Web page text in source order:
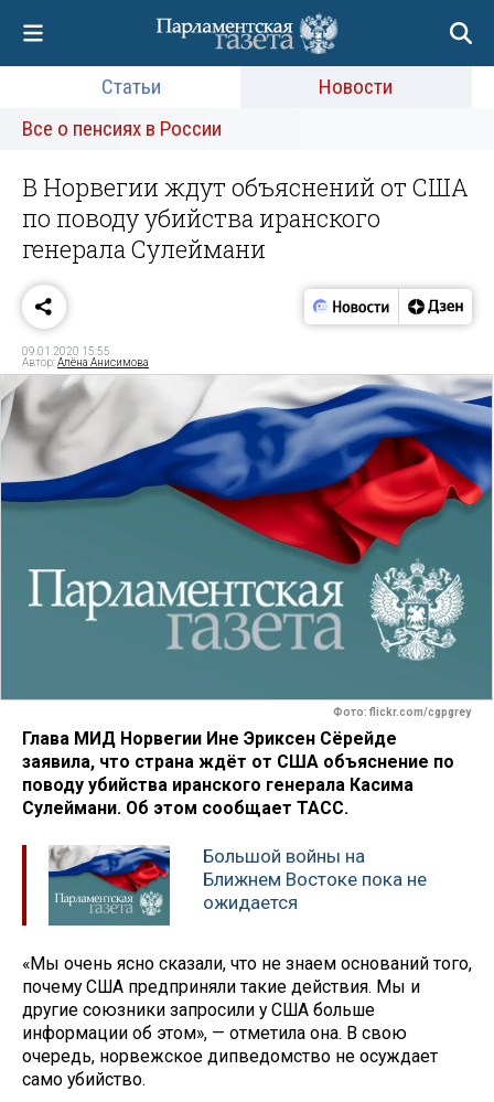
Статьи
Новости
Все о пенсиях в России
В Норвегии ждут объяснений от США
по поводу убийства иранского
генерала Сулеймани
09.01.2020 15:55
Автор:Алёна Анисимова
Фото: flickr.com/cgpgrey
Глава МИД Норвегии Ине Эриксен Сёрейде
заявила, что страна ждёт от США объяснение по
поводу убийства иранского генерала Касима
Сулеймани. Об этом сообщает ТАСС.
Большой войны на
Ближнем Востоке пока не
ожидается
«Мы очень ясно сказали, что не знаем оснований того,
почему США предприняли такие действия. Мы и
другие союзники запросили у США больше
информации об этом», — отметила она. В свою
очередь, норвежское дипведомство не осуждает
само убийство.